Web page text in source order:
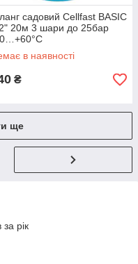
садовий Cellfast BASIC
20м 3 шари до 25бар
в наявності
₴
ще
рік